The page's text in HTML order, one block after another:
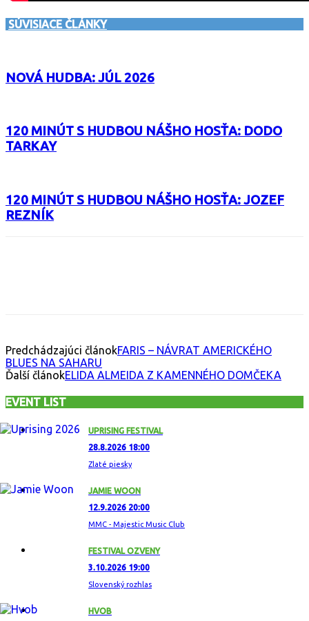
SÚVISIACE ČLÁNKY
NOVÁ HUDBA: JÚL 2026
120 MINÚT S HUDBOU NÁŠHO HOSŤA: DODO
TARKAY
120 MINÚT S HUDBOU NÁŠHO HOSŤA: JOZEF
REZNÍK
Predchádzajúci článokFARIS – NÁVRAT AMERICKÉHO
BLUES NA SAHARU
Ďalší článokELIDA ALMEIDA Z KAMENNÉHO DOMČEKA
EVENT LIST
UPRISING FESTIVAL
28.8.2026 18:00
Zlaté piesky
JAMIE WOON
12.9.2026 20:00
MMC - Majestic Music Club
FESTIVAL OZVENY
3.10.2026 19:00
Slovenský rozhlas
HVOB